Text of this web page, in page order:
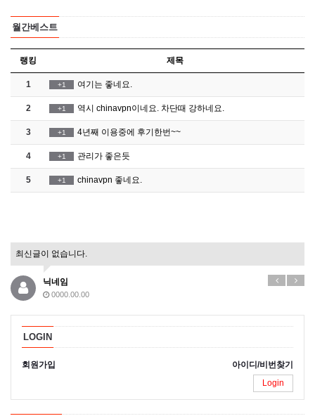
월간베스트
랭킹 제목
1 +1 여기는 좋네요.
2 +1 역시 chinavpn이네요. 차단때 강하네요.
3 +1 4년째 이용중에 후기한번~~
4 +1 관리가 좋은듯
5 +1 chinavpn 좋네요.
최신글이 없습니다.
닉네임
0000.00.00
LOGIN
회원가입
아이디/비번찾기
Login